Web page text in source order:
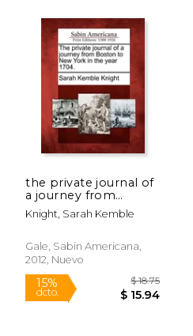
dcto. $ 22.61
the private journal of
a journey from
boston to new york
in the year 1704. (en
Knight, Sarah Kemble
Gale, Sabin Americana,
2012, Nuevo